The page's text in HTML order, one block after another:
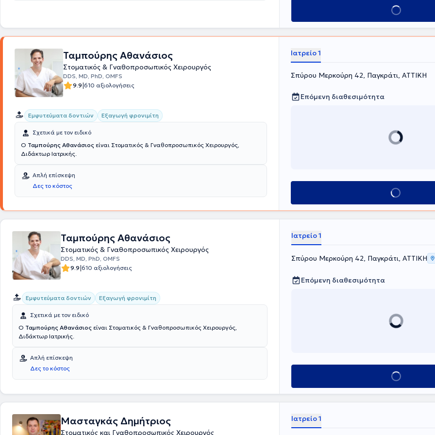
Κλείσε ραντεβού
Ταμπούρης Αθανάσιος
Στοματικός & Γναθοπροσωπικός Χειρουργός
DDS, MD, PhD, OMFS
9.9|610 αξιολογήσεις
Εμφυτεύματα δοντιών Εξαγωγή φρονιμίτη
Σχετικά με τον ειδικό
Ο Ταμπούρης Αθανάσιος είναι Στοματικός & Γναθοπροσωπικός Χειρουργός,
Διδάκτωρ Ιατρικής.
Απλή επίσκεψη
Δες το κόστος
Ιατρείο 1
Σπύρου Μερκούρη 42, Παγκράτι, ΑΤΤΙΚΗ
Επόμενη διαθεσιμότητα
Κλείσε ραντεβού
Ταμπούρης Αθανάσιος
Στοματικός & Γναθοπροσωπικός Χειρουργός
DDS, MD, PhD, OMFS
9.9|610 αξιολογήσεις
Εμφυτεύματα δοντιών Εξαγωγή φρονιμίτη
Σχετικά με τον ειδικό
Ο Ταμπούρης Αθανάσιος είναι Στοματικός & Γναθοπροσωπικός Χειρουργός,
Διδάκτωρ Ιατρικής.
Απλή επίσκεψη
Δες το κόστος
Ιατρείο 1
Σπύρου Μερκούρη 42, Παγκράτι, ΑΤΤΙΚΗ
Επόμενη διαθεσιμότητα
Κλείσε ραντεβού
Μασταγκάς Δημήτριος
Στοματικός και Γναθοπροσωπικός Χειρουργός
Ιατρείο 1